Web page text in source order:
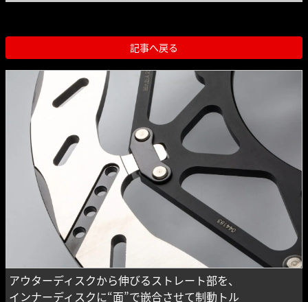
記事へ戻る
アウターディスクから伸びるストレート部を、
インナーディスクに“面”で嵌合させて制動トル